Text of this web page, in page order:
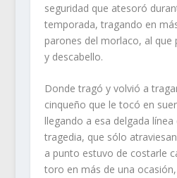
seguridad que atesoró
temporada, tragando en
parones del morlaco, al que
y descabello.
Donde tragó y volvió a
cinqueño que le tocó en
llegando a esa delgada
tragedia, que sólo
a punto estuvo de costarle
toro en más de una